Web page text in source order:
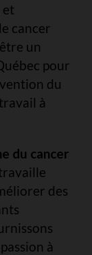
et
cancer
un
pour
du
à
du cancer
des
à